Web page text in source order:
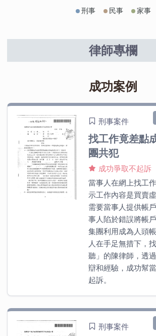
刑事 民事 家事
律師專欄
成功案例
刑事案件
找工作竟差點
團共犯
成功爭取不起訴
當事人在網上找工
示工作內容是買賣
需要當事人提供帳
事人陷於錯誤將帳
集團利用成為人頭
人在手足無措下，
聽」的陳律師，透
辯和經驗，成功幫
起訴。
刑事案件